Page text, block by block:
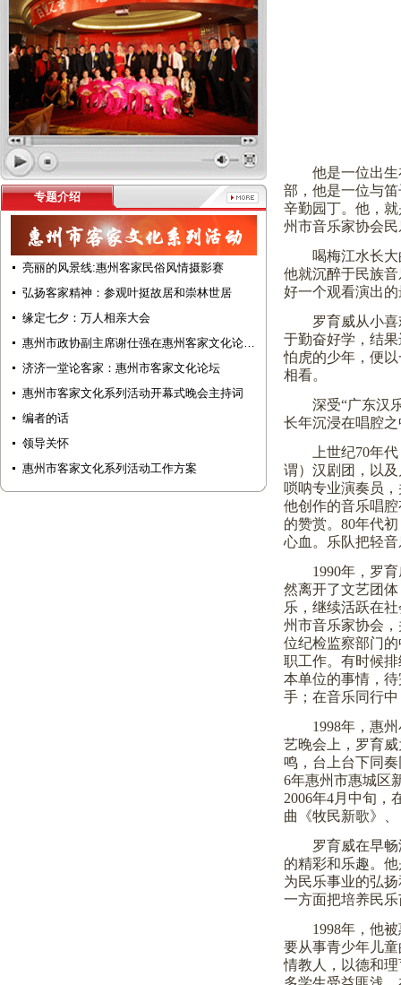
专题介绍
亮丽的风景线:惠州客家民俗风情摄影赛
弘扬客家精神：参观叶挺故居和崇林世居
缘定七夕：万人相亲大会
惠州市政协副主席谢仕强在惠州客家文化论…
济济一堂论客家：惠州市客家文化论坛
惠州市客家文化系列活动开幕式晚会主持词
编者的话
领导关怀
惠州市客家文化系列活动工作方案
他是一位出
部，他是一位与
辛勤园丁。他，
州市音乐家协会
喝梅江水长
他就沉醉于民族
好一个观看演出
罗育威从小
于勤奋好学，结
怕虎的少年，便
相看。
深受“广东汉
长年沉浸在唱腔
上世纪70年
谓）汉剧团，以
唢呐专业演奏员
他创作的音乐唱
的赞赏。80年代
心血。乐队把轻
1990年，罗
然离开了文艺团
乐，继续活跃在
州市音乐家协会
位纪检监察部门
职工作。有时候
本单位的事情，
手；在音乐同行
1998年，惠
艺晚会上，罗育
鸣，台上台下同
6年惠州市惠城区
2006年4月中旬，
曲《牧民新歌》
罗育威在早
的精彩和乐趣。
为民乐事业的弘
一方面把培养民
1998年，他
要从事青少年儿
情教人，以德和